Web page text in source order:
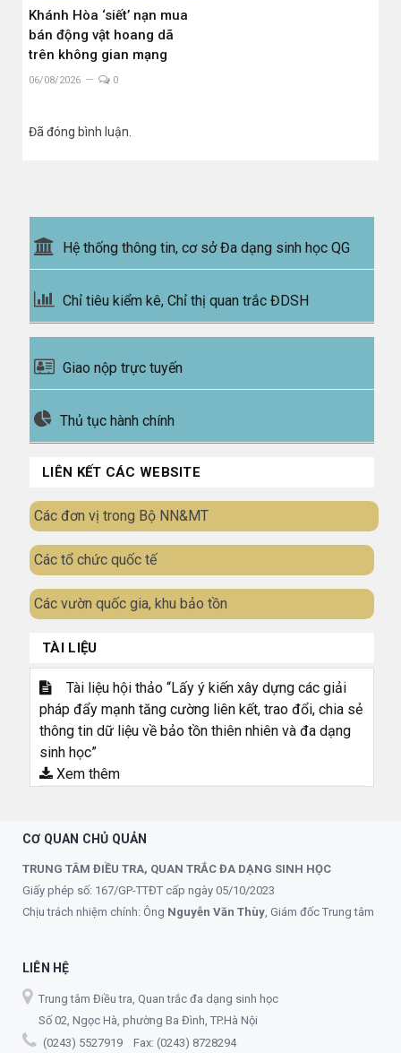
Khánh Hòa ‘siết’ nạn mua
bán động vật hoang dã
trên không gian mạng
06/08/2026 0
Đã đóng bình luận.
Hệ thống thông tin, cơ sở Đa dạng sinh học QG
Chỉ tiêu kiểm kê, Chỉ thị quan trắc ĐDSH
Giao nộp trực tuyến
Thủ tục hành chính
LIÊN KẾT CÁC WEBSITE
Các đơn vị trong Bộ NN&MT
Các tổ chức quốc tế
Các vườn quốc gia, khu bảo tồn
TÀI LIỆU
Tài liệu hội thảo “Lấy ý kiến xây dựng các giải
pháp đẩy mạnh tăng cường liên kết, trao đổi, chia sẻ
thông tin dữ liệu về bảo tồn thiên nhiên và đa dạng
sinh học”
Xem thêm
CƠ QUAN CHỦ QUẢN
TRUNG TÂM ĐIỀU TRA, QUAN TRẮC ĐA DẠNG SINH HỌC
Giấy phép số: 167/GP-TTĐT cấp ngày 05/10/2023
Chịu trách nhiệm chính: Ông Nguyễn Văn Thùy, Giám đốc Trung tâm
LIÊN HỆ
Trung tâm Điều tra, Quan trắc đa dạng sinh học
Số 02, Ngọc Hà, phường Ba Đình, TP.Hà Nội
(0243) 5527919 Fax: (0243) 8728294